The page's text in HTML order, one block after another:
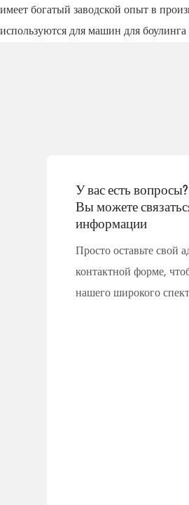
имеет богатый заводской опыт в
используются для машин для
У вас есть вопросы?
Вы можете
информации
Просто оставьте свой
контактной форме,
нашего широкого